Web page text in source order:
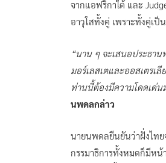
จากแอฟริกาใต้ และ
อาวุโสทั้งคู่ เพราะทั้งคู่เป็
“นาน ๆ จะเสนอประธา
มอร์เลสเตและออสเตรเ
ท่านนี้ต้องมีความโดดเด่น
นพดลกล่าว
นายนพดลยืนยันว่าฝั่งไทย
กรรมาธิการทั้งหมดก็มีห